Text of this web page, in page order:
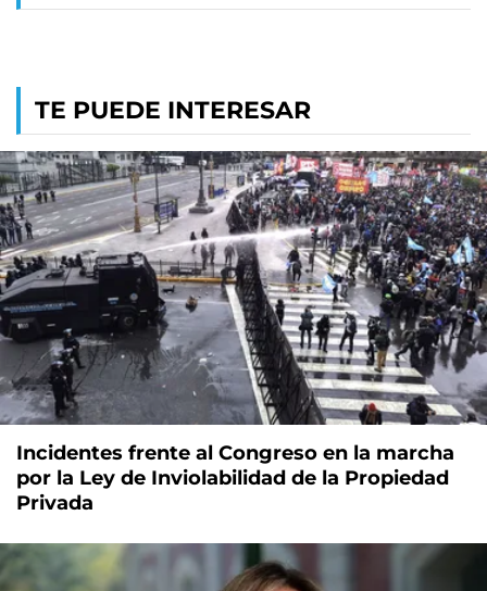
TE PUEDE INTERESAR
Incidentes frente al Congreso en la marcha
por la Ley de Inviolabilidad de la Propiedad
Privada